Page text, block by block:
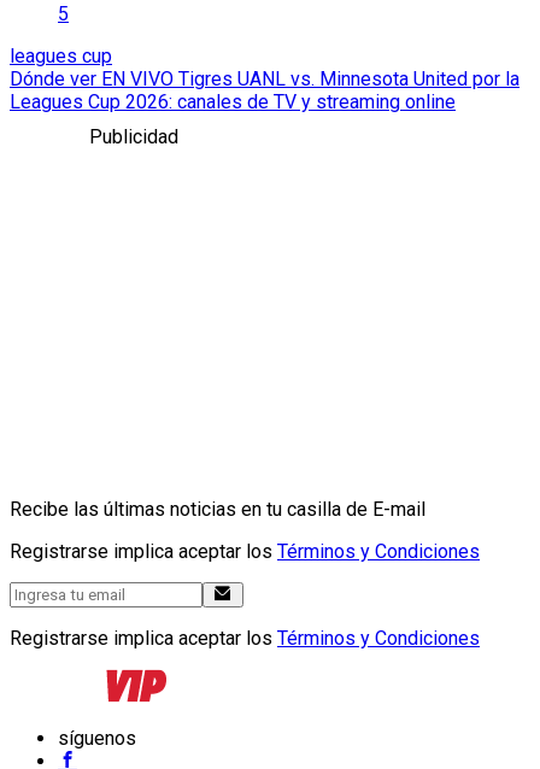
5
leagues cup
Dónde ver EN VIVO Tigres UANL vs. Minnesota United por la
Leagues Cup 2026: canales de TV y streaming online
Publicidad
Recibe las últimas noticias en tu casilla de E-mail
Registrarse implica aceptar los Términos y Condiciones
Registrarse implica aceptar los Términos y Condiciones
síguenos